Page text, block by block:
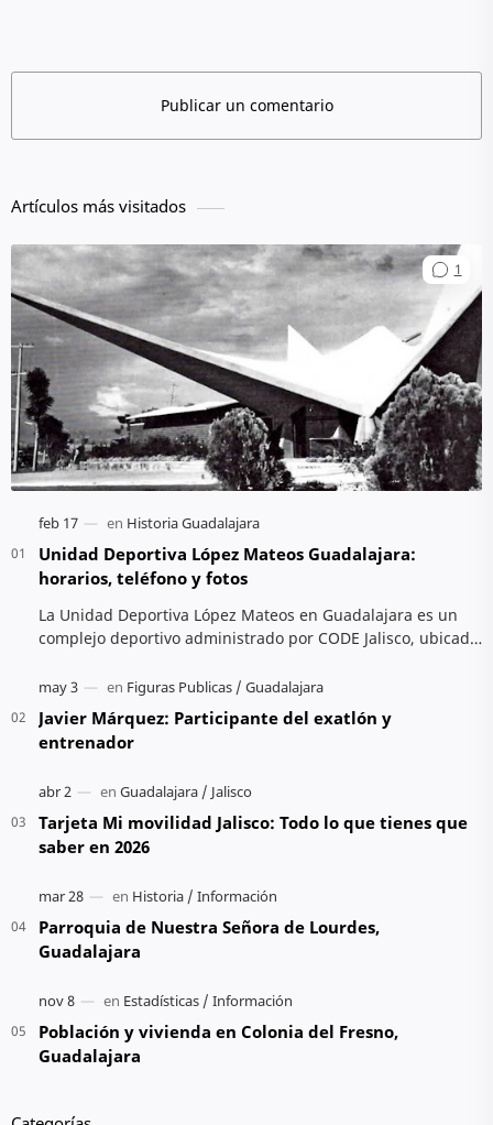
Publicar un comentario
Artículos más visitados
Unidad Deportiva López Mateos Guadalajara:
horarios, teléfono y fotos
La Unidad Deportiva López Mateos en Guadalajara es un
complejo deportivo administrado por CODE Jalisco, ubicado
Javier Márquez: Participante del exatlón y
entrenador
Tarjeta Mi movilidad Jalisco: Todo lo que tienes que
saber en 2026
Parroquia de Nuestra Señora de Lourdes,
Guadalajara
Población y vivienda en Colonia del Fresno,
Guadalajara